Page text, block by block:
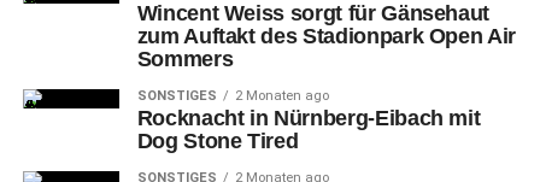
Wincent Weiss sorgt für Gänsehaut
zum Auftakt des Stadionpark Open Air
Sommers
SONSTIGES 2 Monaten ago
Rocknacht in Nürnberg-Eibach mit
Dog Stone Tired
SONSTIGES 2 Monaten ago